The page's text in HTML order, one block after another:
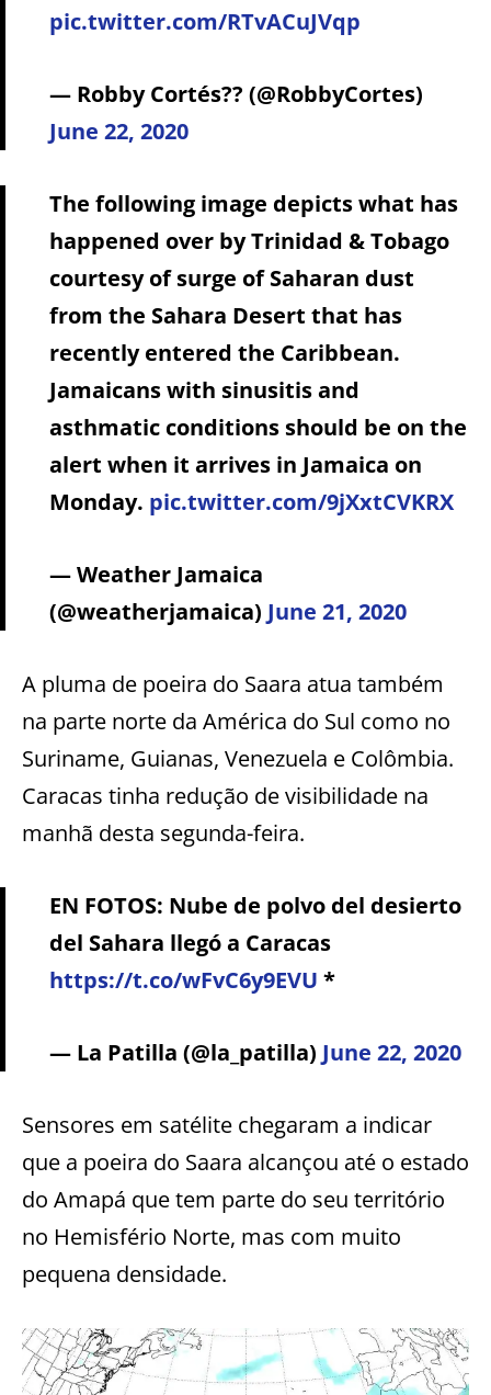
pic.twitter.com/RTvACuJVqp
— Robby Cortés?? (@RobbyCortes)
June 22, 2020
The following image depicts what has
happened over by Trinidad & Tobago
courtesy of surge of Saharan dust
from the Sahara Desert that has
recently entered the Caribbean.
Jamaicans with sinusitis and
asthmatic conditions should be on the
alert when it arrives in Jamaica on
Monday. pic.twitter.com/9jXxtCVKRX
— Weather Jamaica
(@weatherjamaica) June 21, 2020
A pluma de poeira do Saara atua também
na parte norte da América do Sul como no
Suriname, Guianas, Venezuela e Colômbia.
Caracas tinha redução de visibilidade na
manhã desta segunda-feira.
EN FOTOS: Nube de polvo del desierto
del Sahara llegó a Caracas
https://t.co/wFvC6y9EVU *
— La Patilla (@la_patilla) June 22, 2020
Sensores em satélite chegaram a indicar
que a poeira do Saara alcançou até o estado
do Amapá que tem parte do seu território
no Hemisfério Norte, mas com muito
pequena densidade.